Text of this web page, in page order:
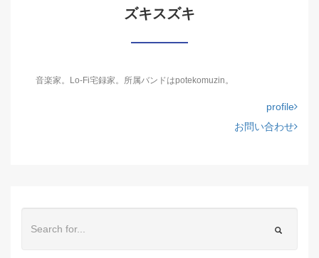
ズキスズキ
音楽家。Lo-Fi宅録家。所属バンドはpotekomuzin。
profile
お問い合わせ